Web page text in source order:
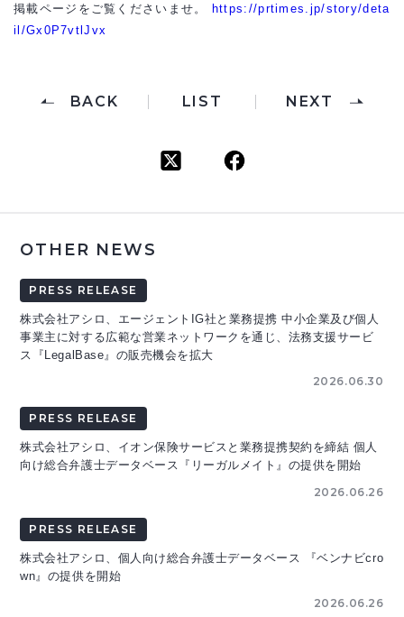
掲載ページをご覧くださいませ。 https://prtimes.jp/story/deta
il/Gx0P7vtlJvx
BACK LIST NEXT
OTHER NEWS
PRESS RELEASE
株式会社アシロ、エージェントIG社と業務提携 中小企業及び個人
事業主に対する広範な営業ネットワークを通じ、法務支援サービ
ス『LegalBase』の販売機会を拡大
2026.06.30
PRESS RELEASE
株式会社アシロ、イオン保険サービスと業務提携契約を締結 個人
向け総合弁護士データベース『リーガルメイト』の提供を開始
2026.06.26
PRESS RELEASE
株式会社アシロ、個人向け総合弁護士データベース 『ベンナビcro
wn』の提供を開始
2026.06.26